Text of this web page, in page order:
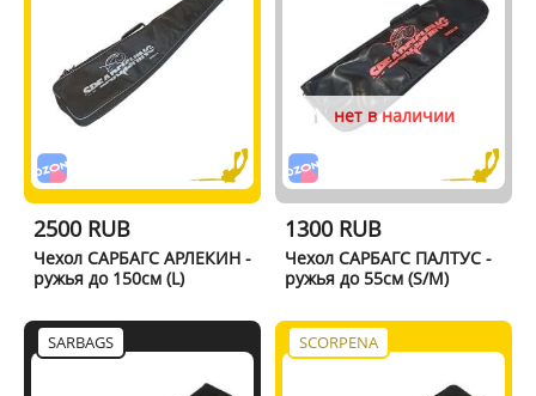
2500 RUB
Чехол САРБАГС АРЛЕКИН -
ружья до 150см (L)
нет в наличии
1300 RUB
Чехол САРБАГС ПАЛТУС -
ружья до 55см (S/M)
SARBAGS SCORPENA